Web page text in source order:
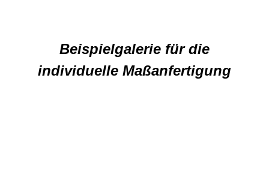
Beispielgalerie für die
individuelle Maßanfertigung